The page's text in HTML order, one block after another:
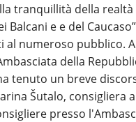
tranquillità della realtà
Balcani e e del
numeroso pubblico.
della
tenuto un breve
Šutalo, consigliera
presso